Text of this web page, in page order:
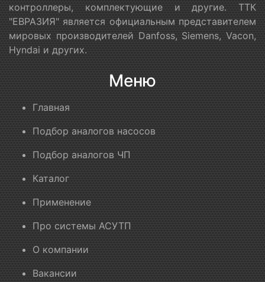
контроллеры, комплектующие и другие. ТТК
"ЕВРАЗИЯ" является официальным представителем
мировых производителей Danfoss, Siemens, Vacon,
Hyndai и других.
Меню
Главная
Подбор аналогов насосов
Подбор аналогов ЧП
Каталог
Применение
Про системы АСУТП
О компании
Вакансии